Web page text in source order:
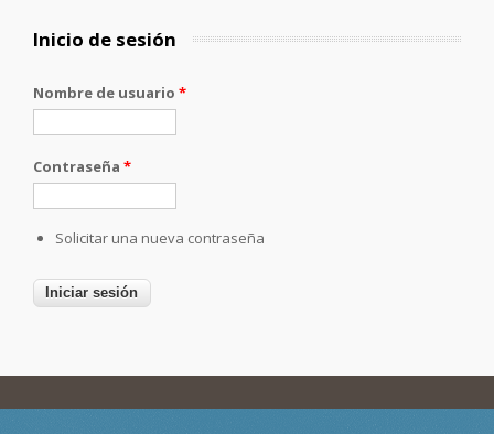
Inicio de sesión
Nombre de usuario *
Contraseña *
Solicitar una nueva contraseña